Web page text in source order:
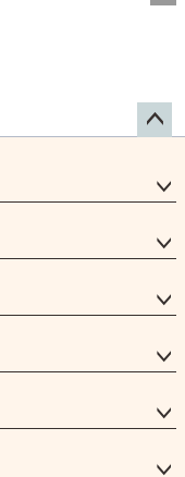
ップ